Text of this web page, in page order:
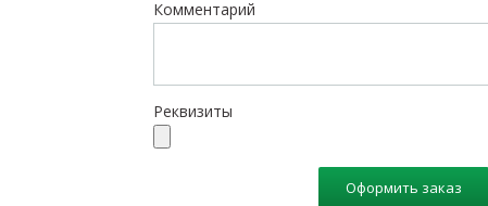
Комментарий
Реквизиты
Оформить заказ